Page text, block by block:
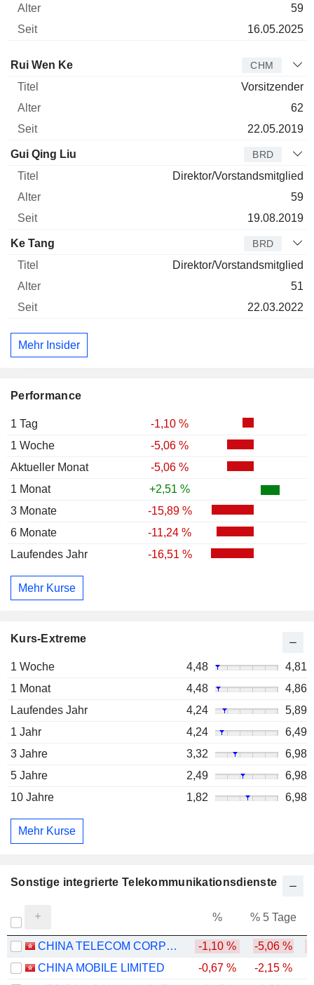
Performance
1 Tag
-1,10 %
1 Woche
-5,06 %
Aktueller Monat
-5,06 %
1 Monat
+2,51 %
3 Monate
-15,89 %
6 Monate
-11,24 %
Laufendes Jahr
-16,51 %
Mehr Kurse
Kurs-Extreme
1 Woche 4,48
4,81
1 Monat
4,48
4,86
Laufendes Jahr
4,24
5,89
1 Jahr
4,24
6,49
3 Jahre
3,32
6,98
5 Jahre
2,49
6,98
10 Jahre
1,82 6,98
Mehr Kurse
59
16.05.2025
Verwaltungsratsmitglied
Rui Wen Ke CHM
Vorsitzender
62
22.05.2019
Gui Qing Liu BRD
Direktor/Vorstandsmitglied
59
19.08.2019
Ke Tang BRD
Direktor/Vorstandsmitglied
51
22.03.2022
Mehr Insider
Sonstige integrierte Telekommunikationsdienste
% % 5 Tage
CHINA TELECOM CORPORATION LIMITED -1,10 % -5,06 %
CHINA MOBILE LIMITED
-0,67 % -2,15 %